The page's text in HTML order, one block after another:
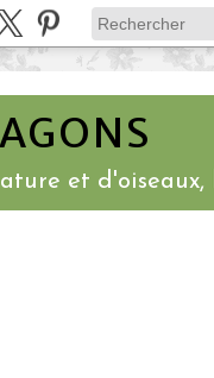
et d'oiseaux,